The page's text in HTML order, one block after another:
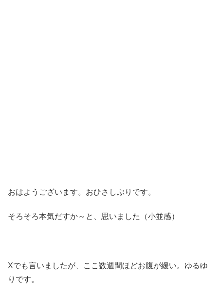
おはようございます。おひさしぶりです。
そろそろ本気だすか～と、思いました（小並感）
Xでも言いましたが、ここ数週間ほどお腹が緩い。ゆるゆ
りです。